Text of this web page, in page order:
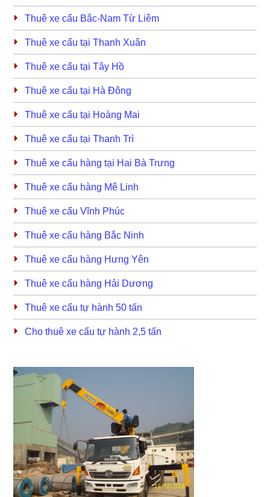
Thuê xe cẩu Bắc-Nam Từ Liêm
Thuê xe cẩu tại Thanh Xuân
Thuê xe cẩu tại Tây Hồ
Thuê xe cẩu tại Hà Đông
Thuê xe cẩu tại Hoàng Mai
Thuê xe cẩu tại Thanh Trì
Thuê xe cẩu hàng tại Hai Bà Trưng
Thuê xe cẩu hàng Mê Linh
Thuê xe cẩu Vĩnh Phúc
Thuê xe cẩu hàng Bắc Ninh
Thuê xe cẩu hàng Hưng Yên
Thuê xe cẩu hàng Hải Dương
Thuê xe cẩu tự hành 50 tấn
Cho thuê xe cẩu tự hành 2,5 tấn